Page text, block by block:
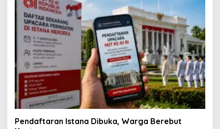
Pendaftaran Istana Dibuka, Warga Berebut